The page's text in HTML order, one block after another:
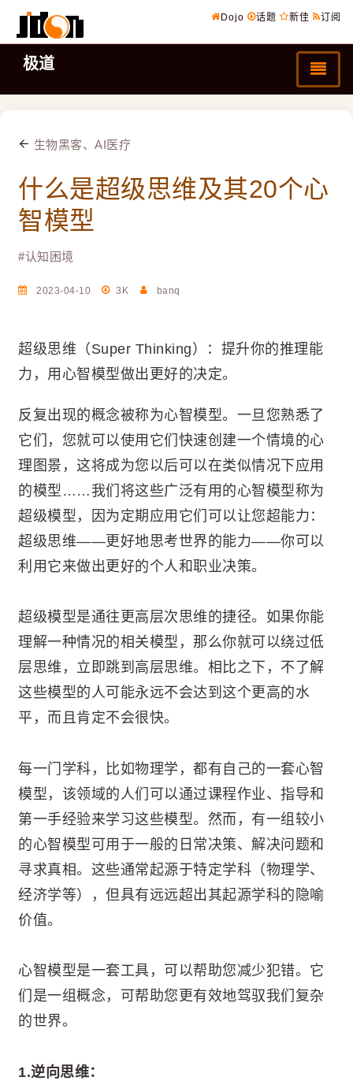
Dojo 话题 新佳 订阅
极道
生物黑客、AI医疗
什么是超级思维及其20个心
智模型
#认知困境
2023-04-10 3K banq
超级思维（Super Thinking）：提升你的推理能
力，用心智模型做出更好的决定。
反复出现的概念被称为心智模型。一旦您熟悉了
它们，您就可以使用它们快速创建一个情境的心
理图景，这将成为您以后可以在类似情况下应用
的模型……我们将这些广泛有用的心智模型称为
超级模型，因为定期应用它们可以让您超能力：
超级思维——更好地思考世界的能力——你可以
利用它来做出更好的个人和职业决策。
超级模型是通往更高层次思维的捷径。如果你能
理解一种情况的相关模型，那么你就可以绕过低
层思维，立即跳到高层思维。相比之下，不了解
这些模型的人可能永远不会达到这个更高的水
平，而且肯定不会很快。
每一门学科，比如物理学，都有自己的一套心智
模型，该领域的人们可以通过课程作业、指导和
第一手经验来学习这些模型。然而，有一组较小
的心智模型可用于一般的日常决策、解决问题和
寻求真相。这些通常起源于特定学科（物理学、
经济学等），但具有远远超出其起源学科的隐喻
价值。
心智模型是一套工具，可以帮助您减少犯错。它
们是一组概念，可帮助您更有效地驾驭我们复杂
的世界。
1.逆向思维：